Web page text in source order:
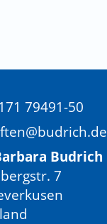
79491-50
Budrich
7